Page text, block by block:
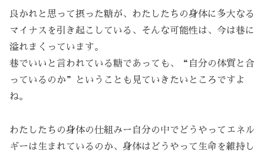
良かれと思って摂った糖が、わたしたちの身体に多大なる
マイナスを引き起こしている、そんな可能性は、今は巷に
溢れまくっています。
巷でいいと言われている糖であっても、“自分の体質と合
っているのか”ということも見ていきたいところですよ
ね。
わたしたちの身体の仕組みー自分の中でどうやってエネル
ギーは生まれているのか、身体はどうやって生命を維持し